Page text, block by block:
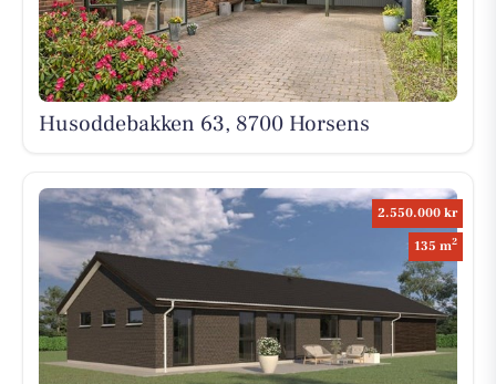
Husoddebakken 63, 8700 Horsens
2.550.000 kr
135 m2